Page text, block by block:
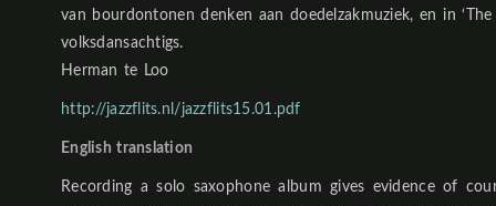
van bourdontonen denken aan doedelzakmuziek, en in
volksdansachtigs.
Herman te Loo
http://jazzflits.nl/jazzflits15.01.pdf
English translation
Recording a solo saxophone album gives evidence of